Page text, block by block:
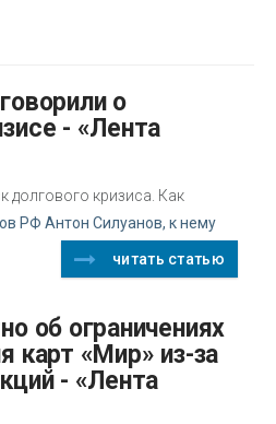
- «Лента
долгового кризиса. Как
РФ Антон Силуанов, к нему
читать статью
карт «Мир» из-за
- «Лента